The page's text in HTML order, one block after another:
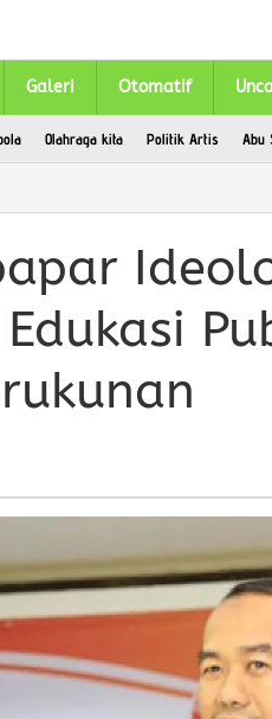
Galeri Otomatif
Olahraga kita Politik Artis Abu